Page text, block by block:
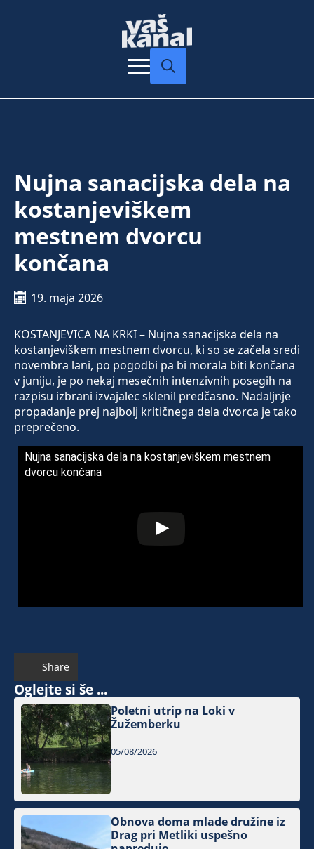
Nujna sanacijska dela na
kostanjeviškem
mestnem dvorcu
končana
19. maja 2026
KOSTANJEVICA NA KRKI – Nujna sanacijska dela na
kostanjeviškem mestnem dvorcu, ki so se začela sredi
novembra lani, po pogodbi pa bi morala biti končana
v juniju, je po nekaj mesečnih intenzivnih posegih na
razpisu izbrani izvajalec sklenil predčasno. Nadaljnje
propadanje prej najbolj kritičnega dela dvorca je tako
preprečeno.
Nujna sanacijska dela na kostanjeviškem mestnem
dvorcu končana
Share
Oglejte si še ...
Poletni utrip na Loki v
Žužemberku
05/08/2026
Obnova doma mlade družine iz
Drag pri Metliki uspešno